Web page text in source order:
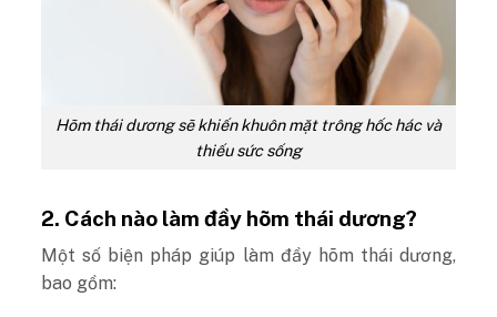
Hõm thái dương sẽ khiến khuôn mặt trông hốc hác và
thiếu sức sống
2. Cách nào làm đầy hõm thái dương?
Một số biện pháp giúp làm đầy hõm thái dương,
bao gồm: